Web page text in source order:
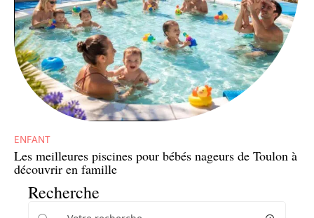
ENFANT
Les meilleures piscines pour bébés nageurs de Toulon à
découvrir en famille
Recherche